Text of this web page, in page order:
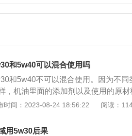
和5w40可以混合使用吗
和5w40不可以混合使用。因为不
，机油里面的添加剂以及使用的原
不到机油原本的效果。所以说5w30
混用可能会导致以下情况出现：1、
时间：2023-08-24 18:56:22 阅读：
用5w30后果